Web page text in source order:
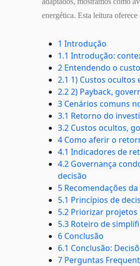
energética. Esta leitura oferece
1 Introdução
1.1 Introdução:
2 Entendendo o
2.1 1) Custos
2.2 2) Payback,
3 Cenários comuns
3.1 Retorno do
3.2 Custos ocultos,
4 Como aferir o
4.1 Indicadores de
4.2 Governança
decisão
5 Recomendações
5.1 Princípios de
5.2 Priorizar
5.3 Roteiro de
6 Conclusão
6.1 Conclusão:
7 Perguntas